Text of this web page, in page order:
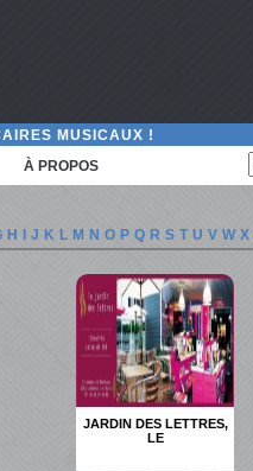
MUSICAUX !
À PROPOS
H I J K L M N O P Q R S T U V W X
JARDIN DES LETTRES,
LE